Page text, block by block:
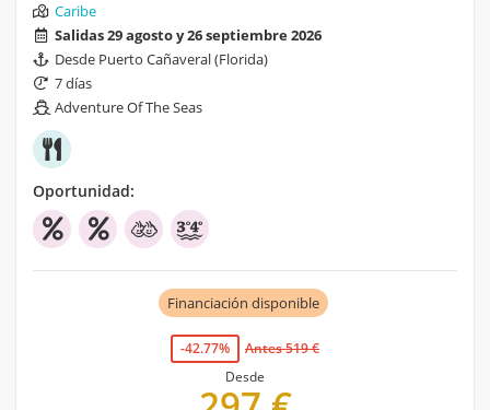
Caribe
Salidas 29 agosto y 26 septiembre 2026
Desde Puerto Cañaveral (Florida)
7 días
Adventure Of The Seas
Oportunidad:
Financiación disponible
-42.77%
Antes 519 €
Desde